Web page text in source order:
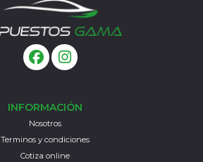
INFORMACIÓN
Nosotros
Terminos y condiciones
Cotiza online